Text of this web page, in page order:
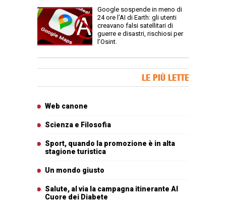
Google sospende in meno di
24 ore l’AI di Earth: gli utenti
creavano falsi satellitari di
guerre e disastri, rischiosi per
l’Osint.
LE PIÙ LETTE
Web canone
Scienza e Filosofia
Sport, quando la promozione è in alta
stagione turistica
Un mondo giusto
Salute, al via la campagna itinerante Al
Cuore dei Diabete